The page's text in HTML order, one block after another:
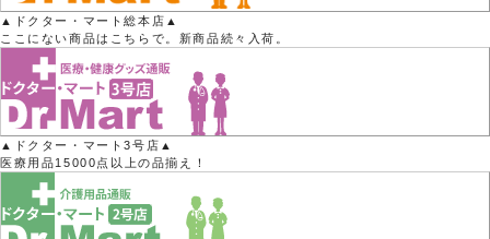
▲ドクター・マート総本店▲
ここにない商品はこちらで。新商品続々入荷。
▲ドクター・マート3号店▲
医療用品15000点以上の品揃え！